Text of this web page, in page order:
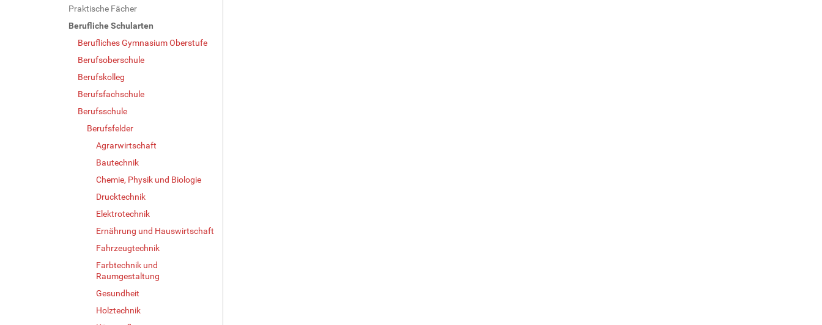
Praktische Fächer
Berufliche Schularten
Berufliches Gymnasium Oberstufe
Berufsoberschule
Berufskolleg
Berufsfachschule
Berufsschule
Berufsfelder
Agrarwirtschaft
Bautechnik
Chemie, Physik und Biologie
Drucktechnik
Elektrotechnik
Ernährung und Hauswirtschaft
Fahrzeugtechnik
Farbtechnik und
Raumgestaltung
Gesundheit
Holztechnik